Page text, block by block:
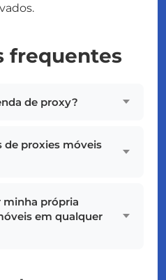
frequentes
de proxy?
de proxies móveis
minha própria
em qualquer